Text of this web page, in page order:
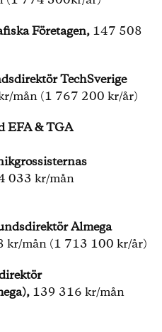
Företagen, 147 508
TechSverige
mån (1 767 200 kr/år)
EFA & TGA
033 kr/mån
Almega
kr/mån (1 713 100 kr/år)
139 316 kr/mån